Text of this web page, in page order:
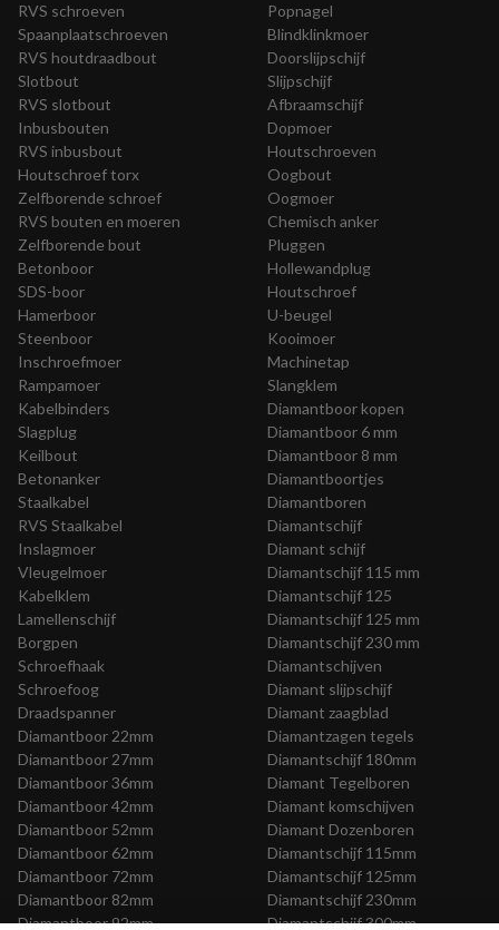
RVS schroeven
Spaanplaatschroeven
RVS houtdraadbout
Slotbout
RVS slotbout
Inbusbouten
RVS inbusbout
Houtschroef torx
Zelfborende schroef
RVS bouten en moeren
Zelfborende bout
Betonboor
SDS-boor
Hamerboor
Steenboor
Popnagel
Blindklinkmoer
Doorslijpschijf
Slijpschijf
Afbraamschijf
Dopmoer
Houtschroeven
Oogbout
Oogmoer
Chemisch anker
Pluggen
Hollewandplug
Houtschroef
U-beugel
Kooimoer
Inschroefmoer
Rampamoer
Kabelbinders
Slagplug
Keilbout
Betonanker
Staalkabel
RVS Staalkabel
Inslagmoer
Vleugelmoer
Kabelklem
Lamellenschijf
Borgpen
Schroefhaak
Schroefoog
Draadspanner
Machinetap
Slangklem
Diamantboor kopen
Diamantboor 6 mm
Diamantboor 8 mm
Diamantboortjes
Diamantboren
Diamantschijf
Diamant schijf
Diamantschijf 115 mm
Diamantschijf 125
Diamantschijf 125 mm
Diamantschijf 230 mm
Diamantschijven
Diamant slijpschijf
Diamant zaagblad
Diamantboor 22mm
Diamantboor 27mm
Diamantboor 36mm
Diamantboor 42mm
Diamantboor 52mm
Diamantboor 62mm
Diamantboor 72mm
Diamantboor 82mm
Diamantboor 92mm
Diamantzagen tegels
Diamantschijf 180mm
Diamant Tegelboren
Diamant komschijven
Diamant Dozenboren
Diamantschijf 115mm
Diamantschijf 125mm
Diamantschijf 230mm
Diamantschijf 300mm